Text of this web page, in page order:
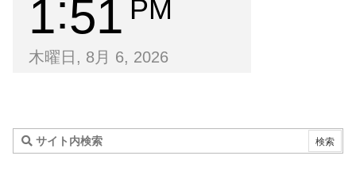
1 52 PM
木曜日, 8月 6, 2026